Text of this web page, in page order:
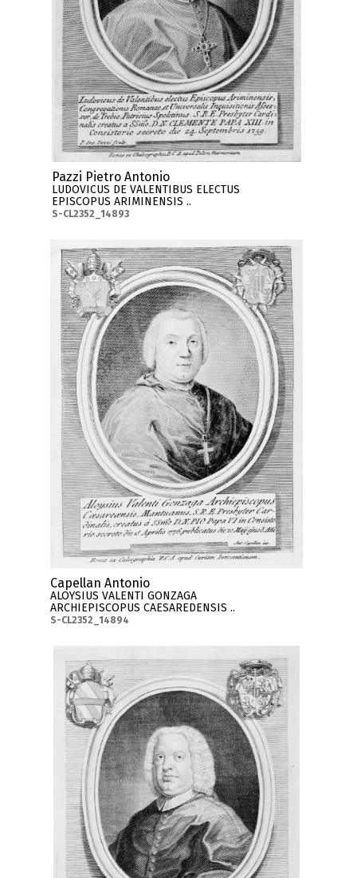
Pazzi Pietro Antonio
LUDOVICUS DE VALENTIBUS ELECTUS
EPISCOPUS ARIMINENSIS ..
S-CL2352_14893
Capellan Antonio
ALOYSIUS VALENTI GONZAGA
ARCHIEPISCOPUS CAESAREDENSIS ..
S-CL2352_14894